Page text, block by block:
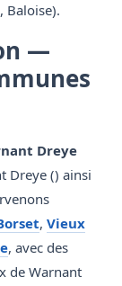
Baloise).
—
Dreye
Dreye () ainsi
, Vieux
, avec des
de Warnant